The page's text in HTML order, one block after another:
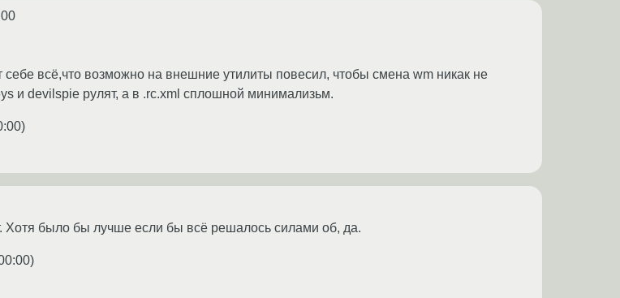
всё,что возможно на внешние утилиты повесил, чтобы смена wm никак не
и devilspie рулят, а в .rc.xml сплошной минимализьм.
)
Хотя было бы лучше если бы всё решалось силами об, да.
)